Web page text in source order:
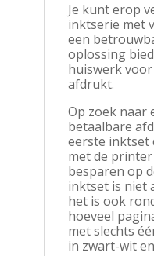
Je kunt erop
inktserie met
een
oplossing
huiswerk
afdrukt.
Op zoek naar
betaalbare
eerste inktset
met de
besparen op
inktset is niet
het is ook
hoeveel
met slechts
in zwart-wit